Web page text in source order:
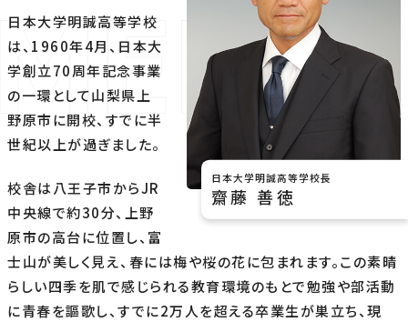
日本大学明誠高等学校長
齋藤 善徳
日本大学明誠高等学校
は、1960年4月、日本大
学創立70周年記念事業
の一環として山梨県上
野原市に開校、すでに半
世紀以上が過ぎました。
校舎は八王子市からJR
中央線で約30分、上野
原市の高台に位置し、富
士山が美しく見え、春には梅や桜の花に包まれます。この素晴
らしい四季を肌で感じられる教育環境のもとで勉強や部活動
に青春を謳歌し、すでに2万人を超える卒業生が巣立ち、現